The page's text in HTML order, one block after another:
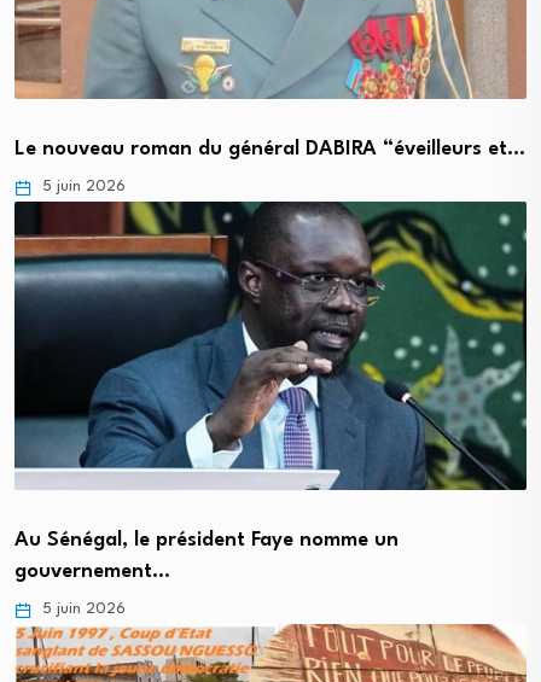
Le nouveau roman du général DABIRA “éveilleurs et…
5 juin 2026
Au Sénégal, le président Faye nomme un
gouvernement…
5 juin 2026